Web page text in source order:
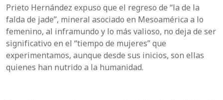
Prieto Hernández expuso que el regreso de “la de la
falda de jade”, mineral asociado en Mesoamérica a lo
femenino, al inframundo y lo más valioso, no deja de ser
significativo en el “tiempo de mujeres” que
experimentamos, aunque desde sus inicios, son ellas
quienes han nutrido a la humanidad.